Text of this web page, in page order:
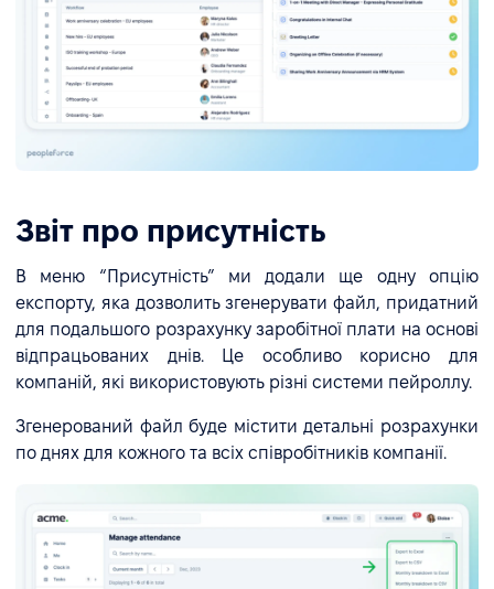
Звіт про присутність
В меню “Присутність” ми додали ще одну опцію
експорту, яка дозволить згенерувати файл, придатний
для подальшого розрахунку заробітної плати на основі
відпрацьованих днів. Це особливо корисно для
компаній, які використовують різні системи пейроллу.
Згенерований файл буде містити детальні розрахунки
по днях для кожного та всіх співробітників компанії.